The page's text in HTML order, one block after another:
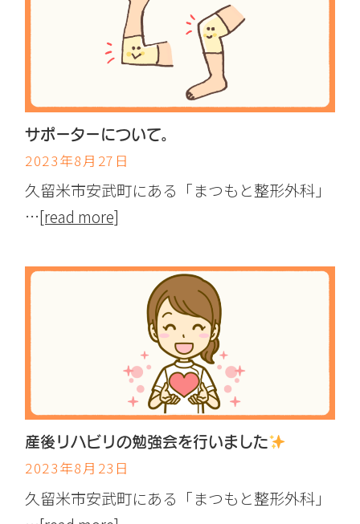
サポーターについて。
2023年8月27日
久留米市安武町にある「まつもと整形外科」
…[read more]
産後リハビリの勉強会を行いました
2023年8月23日
久留米市安武町にある「まつもと整形外科」